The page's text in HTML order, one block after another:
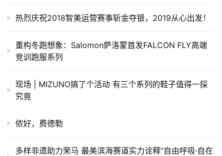
热烈庆祝2018智美运营赛事斩金夺银，2019从心出发！
重构冬跑想象：Salomon萨洛蒙首发FALCON FLY高端
竞训跑服系列
现场 | MIZUNO搞了个活动 有三个系列的鞋子值得一探
究竟
侬好，费德勒
多样非遗助力荣马 最美滨海赛道实力诠释“自由呼吸·自在